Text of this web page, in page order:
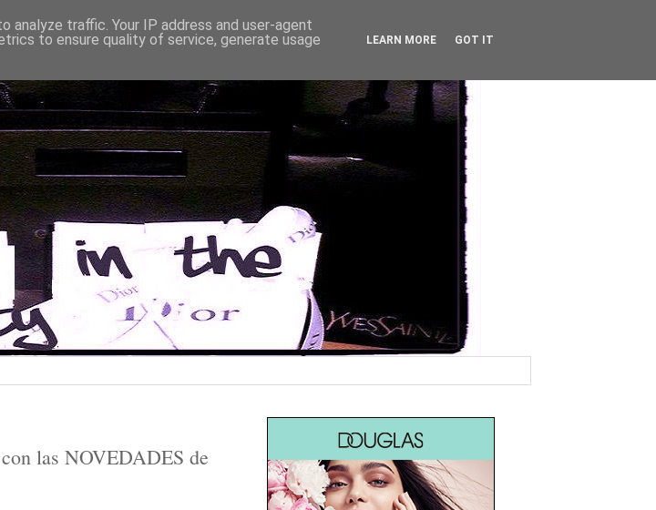
las NOVEDADES de
traffic. Your IP address and user-agent
to ensure quality of service, generate usage
LEARN MORE GOT IT